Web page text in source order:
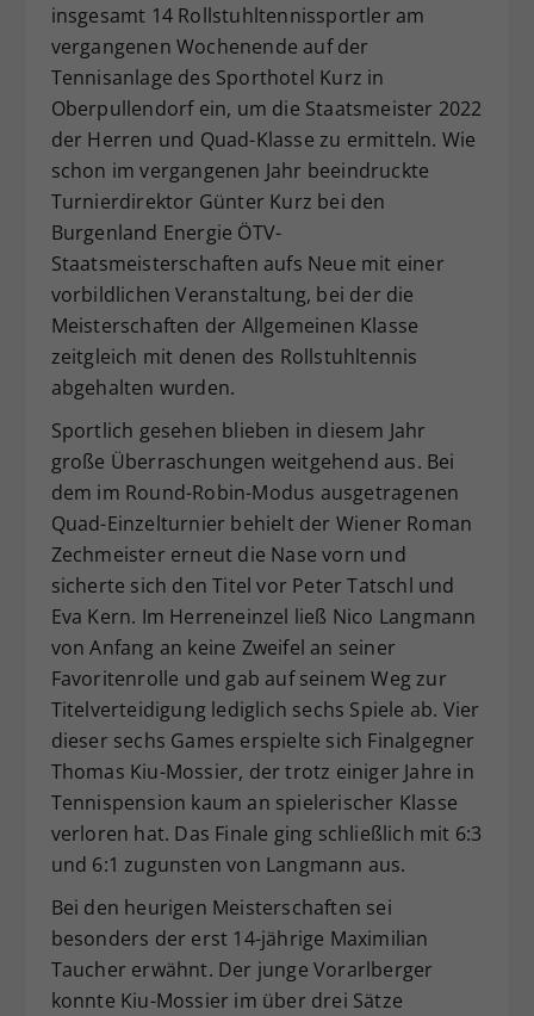
insgesamt 14 Rollstuhltennissportler am
vergangenen Wochenende auf der
Tennisanlage des Sporthotel Kurz in
Oberpullendorf ein, um die Staatsmeister 2022
der Herren und Quad-Klasse zu ermitteln. Wie
schon im vergangenen Jahr beeindruckte
Turnierdirektor Günter Kurz bei den
Burgenland Energie ÖTV-
Staatsmeisterschaften aufs Neue mit einer
vorbildlichen Veranstaltung, bei der die
Meisterschaften der Allgemeinen Klasse
zeitgleich mit denen des Rollstuhltennis
abgehalten wurden.
Sportlich gesehen blieben in diesem Jahr
große Überraschungen weitgehend aus. Bei
dem im Round-Robin-Modus ausgetragenen
Quad-Einzelturnier behielt der Wiener Roman
Zechmeister erneut die Nase vorn und
sicherte sich den Titel vor Peter Tatschl und
Eva Kern. Im Herreneinzel ließ Nico Langmann
von Anfang an keine Zweifel an seiner
Favoritenrolle und gab auf seinem Weg zur
Titelverteidigung lediglich sechs Spiele ab. Vier
dieser sechs Games erspielte sich Finalgegner
Thomas Kiu-Mossier, der trotz einiger Jahre in
Tennispension kaum an spielerischer Klasse
verloren hat. Das Finale ging schließlich mit 6:3
und 6:1 zugunsten von Langmann aus.
Bei den heurigen Meisterschaften sei
besonders der erst 14-jährige Maximilian
Taucher erwähnt. Der junge Vorarlberger
konnte Kiu-Mossier im über drei Sätze
Zweck
Dieser Wert speichert Ihre Consent-
Einstellungen. Unter anderem eine
zufällig generierte ID, für die
historische Speicherung Ihrer
vorgenommen Einstellungen, falls der
Webseiten-Betreiber dies eingestellt
hat.